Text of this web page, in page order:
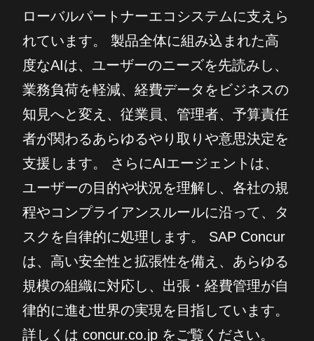
ローバルパートナーエコシステムに支えら
れています。 製品全体に組み込まれた高
度なAIは、ユーザーのニーズを先読みし、
業務負荷を軽減、経費データをビジネスの
知見へと変え、従業員、管理者、予算責任
者が関わるあらゆるやり取りや意思決定を
支援します。 さらにAIエージェントは、
ユーザーの目的や状況を理解し、各社の規
程やコンプライアンスルールに沿って、タ
スクを自律的に処理します。 SAP Concur
は、高い安全性と拡張性を備え、あらゆる
規模の組織に対応し、出張・経費管理が自
律的に進む世界の実現を目指しています。
詳しくは concur.co.jp をご覧ください。